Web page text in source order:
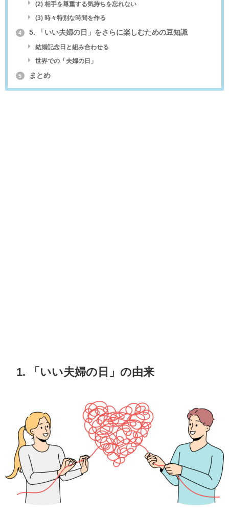
(2) 相手を尊重する気持ちを忘れない
(3) 時々特別な時間を作る
4 5. 「いい夫婦の日」をさらに楽しむための豆知識
結婚記念日と組み合わせる
世界での「夫婦の日」
5 まとめ
1. 「いい夫婦の日」の由来